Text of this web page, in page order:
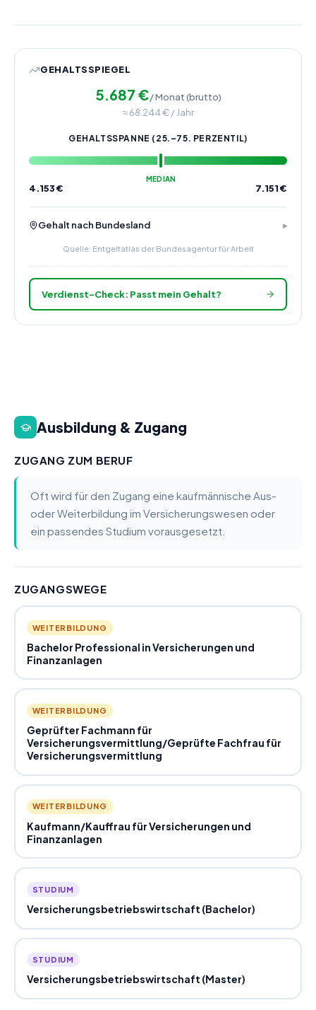
GEHALTSSPIEGEL
5.687 €/ Monat (brutto)
≈68.244€ / Jahr
GEHALTSSPANNE (25.–75. PERZENTIL)
MEDIAN
4.153€ 7.151€
Gehalt nach Bundesland
Quelle: Entgeltatlas der Bundesagentur für Arbeit
Verdienst-Check: Passt mein Gehalt?
Ausbildung & Zugang
ZUGANG ZUM BERUF
Oft wird für den Zugang eine kaufmännische Aus-
oder Weiterbildung im Versicherungswesen oder
ein passendes Studium vorausgesetzt.
ZUGANGSWEGE
WEITERBILDUNG
Bachelor Professional in Versicherungen und
Finanzanlagen
WEITERBILDUNG
Geprüfter Fachmann für
Versicherungsvermittlung/Geprüfte Fachfrau für
Versicherungsvermittlung
WEITERBILDUNG
Kaufmann/Kauffrau für Versicherungen und
Finanzanlagen
STUDIUM
Versicherungsbetriebswirtschaft (Bachelor)
STUDIUM
Versicherungsbetriebswirtschaft (Master)